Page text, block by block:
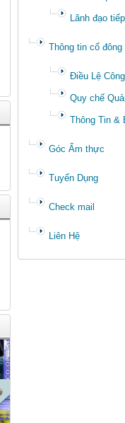
Lãnh đạo
Thông tin cổ đông
Điều Lệ
Quy chế
Thông Tin &
Góc Ẩm thực
Tuyển Dụng
Check mail
Liên Hệ